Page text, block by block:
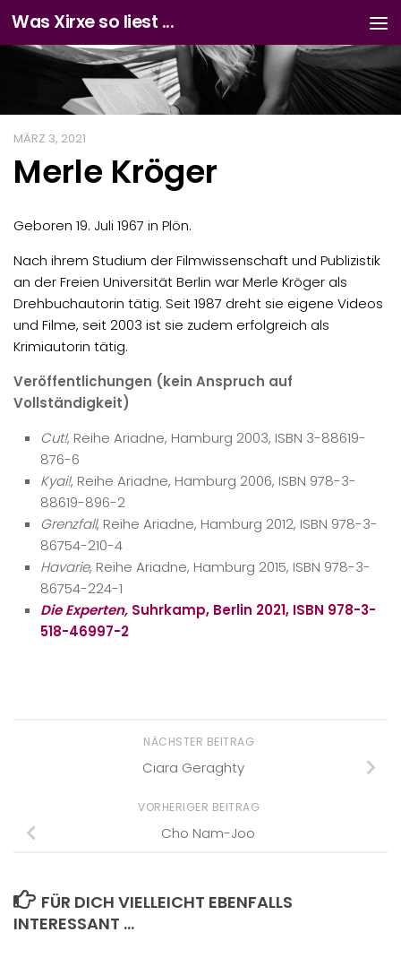
Zum Inhalt springen
Was Xirxe so liest ...
MÄRZ 3, 2021
Merle Kröger
Geboren 19. Juli 1967 in Plön.
Nach ihrem Studium der Filmwissenschaft und Publizistik
an der Freien Universität Berlin war Merle Kröger als
Drehbuchautorin tätig. Seit 1987 dreht sie eigene Videos
und Filme, seit 2003 ist sie zudem erfolgreich als
Krimiautorin tätig.
Veröffentlichungen (kein Anspruch auf
Vollständigkeit)
Cut!, Reihe Ariadne, Hamburg 2003, ISBN 3-88619-
876-6
Kyai!, Reihe Ariadne, Hamburg 2006, ISBN 978-3-
88619-896-2
Grenzfall, Reihe Ariadne, Hamburg 2012, ISBN 978-3-
86754-210-4
Havarie, Reihe Ariadne, Hamburg 2015, ISBN 978-3-
86754-224-1
Die Experten, Suhrkamp, Berlin 2021, ISBN 978-3-
518-46997-2
NÄCHSTER BEITRAG
Ciara Geraghty
VORHERIGER BEITRAG
Cho Nam-Joo
FÜR DICH VIELLEICHT EBENFALLS
INTERESSANT …